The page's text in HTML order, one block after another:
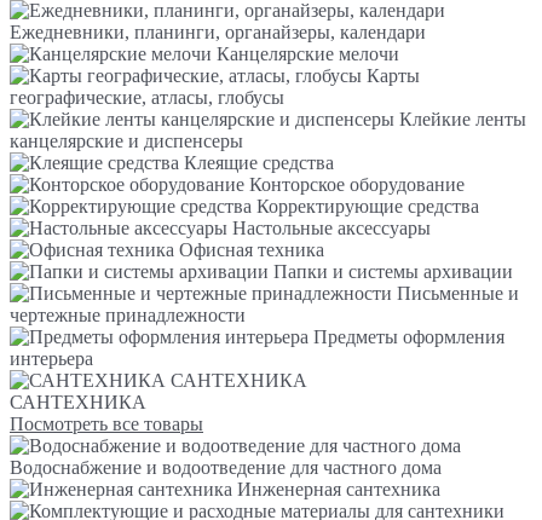
Ежедневники, планинги, органайзеры, календари
Канцелярские мелочи
Карты
географические, атласы, глобусы
Клейкие ленты
канцелярские и диспенсеры
Клеящие средства
Конторское оборудование
Корректирующие средства
Настольные аксессуары
Офисная техника
Папки и системы архивации
Письменные и
чертежные принадлежности
Предметы оформления
интерьера
САНТЕХНИКА
САНТЕХНИКА
Посмотреть все товары
Водоснабжение и водоотведение для частного дома
Инженерная сантехника